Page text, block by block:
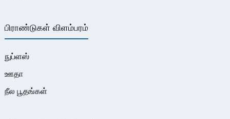
பிராண்டுகள் விளம்பரம்
நுப்ளஸ்
ஊதா
நீல பூதங்கள்